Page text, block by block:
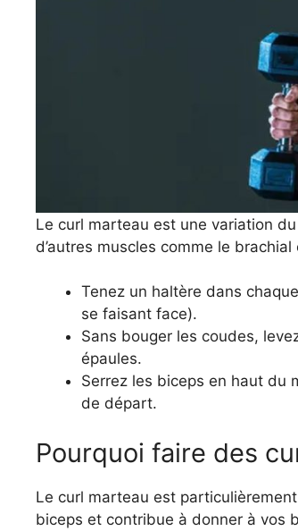
Le curl marteau est une variation
d’autres muscles comme le
Tenez un haltère dans
se faisant face).
Sans bouger les coudes,
épaules.
Serrez les biceps en haut du
de départ.
Pourquoi faire des
Le curl marteau est
biceps et contribue à donner à vos